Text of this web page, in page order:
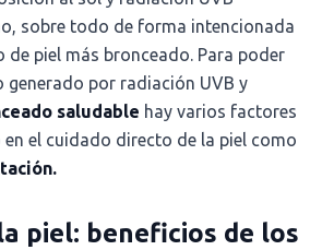
sobre todo de forma intencionada
de piel más bronceado. Para poder
generado por radiación UVB y
saludable hay varios factores
el cuidado directo de la piel como
piel: beneficios de los